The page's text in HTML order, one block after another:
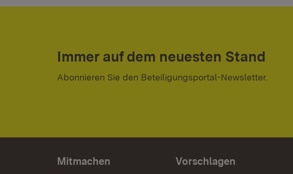
Immer auf dem neuesten Stand
Abonnieren Sie den Beteiligungsportal-Newsletter.
Mitmachen Vorschlagen